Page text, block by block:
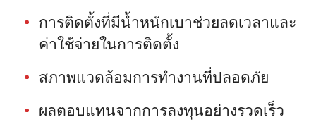
การติดตั้งที่มีน้ำหนักเบาช่วยลดเวลาและ
ค่าใช้จ่ายในการติดตั้ง
สภาพแวดล้อมการทำงานที่ปลอดภัย
ผลตอบแทนจากการลงทุนอย่างรวดเร็ว